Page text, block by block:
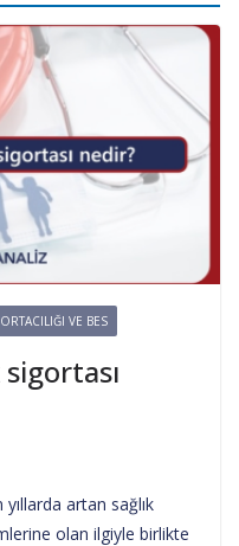
VE BES
sigortası
yıllarda artan sağlık
olan ilgiyle birlikte